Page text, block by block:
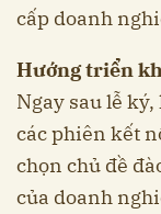
cấp doanh
Hướng triển
Ngay sau lễ
các phiên kết
chọn chủ đề
của doanh